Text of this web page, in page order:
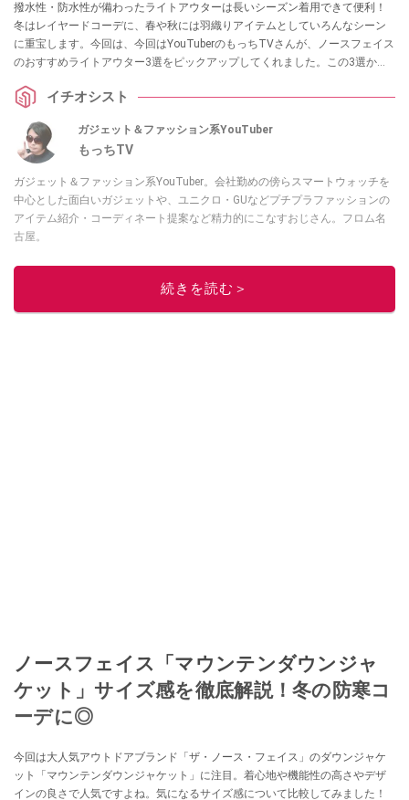
撥水性・防水性が備わったライトアウターは長いシーズン着用できて便利！
冬はレイヤードコーデに、春や秋には羽織りアイテムとしていろんなシーン
に重宝します。今回は、今回はYouTuberのもっちTVさんが、ノースフェイス
のおすすめライトアウター3選をピックアップしてくれました。この3選から
イチオシスト
ガジェット＆ファッション系YouTuber
もっちTV
ガジェット＆ファッション系YouTuber。会社勤めの傍らスマートウォッチを
中心とした面白いガジェットや、ユニクロ・GUなどプチプラファッションの
アイテム紹介・コーディネート提案など精力的にこなすおじさん。フロム名
古屋。
このイチオシストの他の記事を読む
続きを読む＞
ノースフェイス「マウンテンダウンジャ
ケット」サイズ感を徹底解説！冬の防寒コ
ーデに◎
今回は大人気アウトドアブランド「ザ・ノース・フェイス」のダウンジャケ
ット「マウンテンダウンジャケット」に注目。着心地や機能性の高さやデザ
インの良さで人気ですよね。気になるサイズ感について比較してみました！